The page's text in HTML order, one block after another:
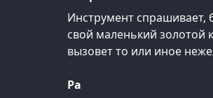
Инструмент спрашивает,
свой маленький золотой
вызовет то или иное
Ра